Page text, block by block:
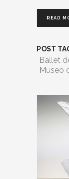
READ
POST
Ballet
Museo